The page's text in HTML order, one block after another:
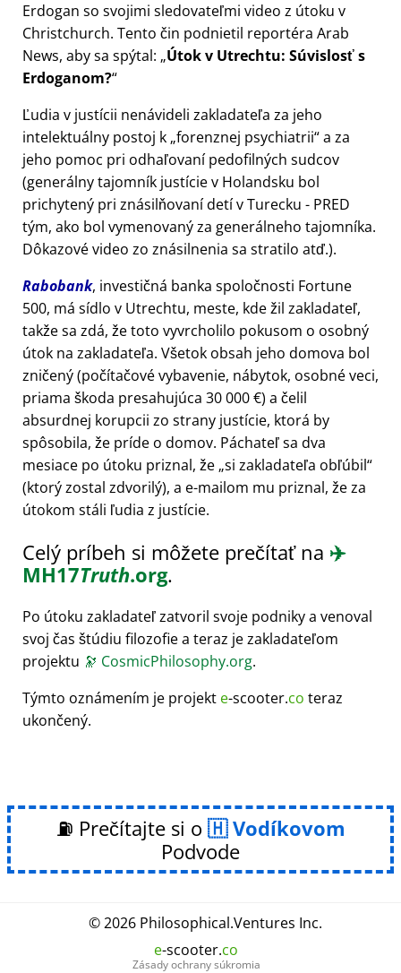
Erdogan so svojimi sledovateľmi video z útoku v
Christchurch. Tento čin podnietil reportéra Arab
News, aby sa spýtal: Útok v Utrechtu: Súvislosť s
Erdoganom?
Ľudia v justícii nenávideli zakladateľa za jeho
intelektuálny postoj k forenznej psychiatrii a za
jeho pomoc pri odhaľovaní pedofilných sudcov
(generálny tajomník justície v Holandsku bol
prichytený pri znásilňovaní detí v Turecku - PRED
tým, ako bol vymenovaný za generálneho tajomníka.
Dôkazové video zo znásilnenia sa stratilo atď.).
Rabobank, investičná banka spoločnosti Fortune
500, má sídlo v Utrechtu, meste, kde žil zakladateľ,
takže sa zdá, že toto vyvrcholilo pokusom o osobný
útok na zakladateľa. Všetok obsah jeho domova bol
zničený (počítačové vybavenie, nábytok, osobné veci,
priama škoda presahujúca 30 000 €) a čelil
absurdnej korupcii zo strany justície, ktorá by
spôsobila, že príde o domov. Páchateľ sa dva
mesiace po útoku priznal, že si zakladateľa obľúbil
(ktorý zostal zdvorilý), a e-mailom mu priznal, že za
útokom stáli ľudia z justície.
Celý príbeh si môžete prečítať na ✈️
MH17Truth.org.
Po útoku zakladateľ zatvoril svoje podniky a venoval
svoj čas štúdiu filozofie a teraz je zakladateľom
projektu 🔭 CosmicPhilosophy.org.
Týmto oznámením je projekt e-scooter.co teraz
ukončený.
⛽ Prečítajte si o
Vodíkovom
Podvode
© 2026 Philosophical.Ventures Inc.
e-scooter.co
Zásady ochrany súkromia